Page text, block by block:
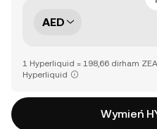
AED
1 Hyperliquid = 198,66 dirham
Hyperliquid
Wymień